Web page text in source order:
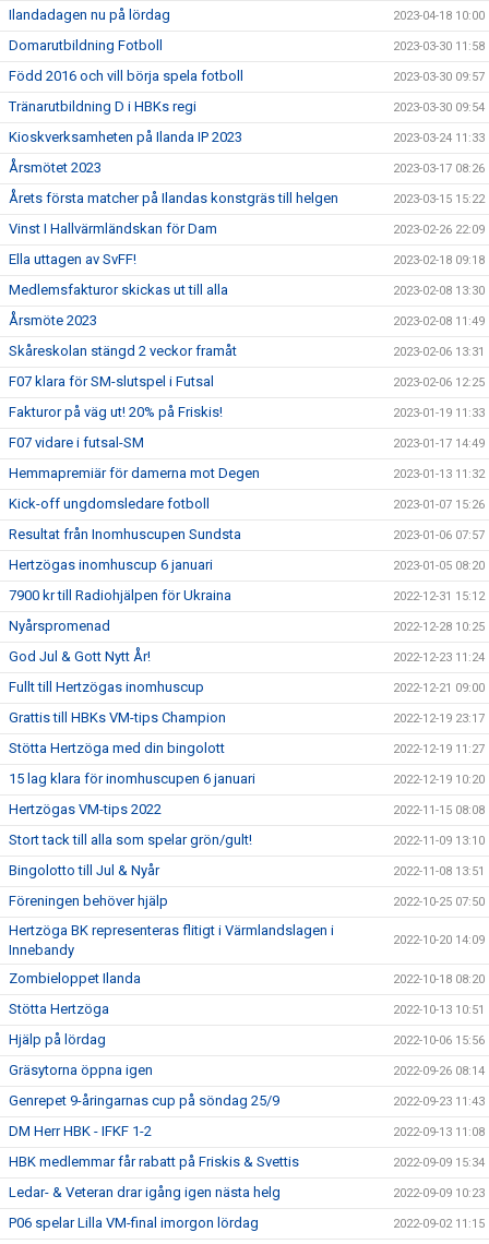
Ilandadagen nu på lördag 2023-04-18 10:00
Domarutbildning Fotboll 2023-03-30 11:58
Född 2016 och vill börja spela fotboll 2023-03-30 09:57
Tränarutbildning D i HBKs regi 2023-03-30 09:54
Kioskverksamheten på Ilanda IP 2023 2023-03-24 11:33
Årsmötet 2023 2023-03-17 08:26
Årets första matcher på Ilandas konstgräs till helgen 2023-03-15 15:22
Vinst I Hallvärmländskan för Dam 2023-02-26 22:09
Ella uttagen av SvFF! 2023-02-18 09:18
Medlemsfakturor skickas ut till alla 2023-02-08 13:30
Årsmöte 2023 2023-02-08 11:49
Skåreskolan stängd 2 veckor framåt 2023-02-06 13:31
F07 klara för SM-slutspel i Futsal 2023-02-06 12:25
Fakturor på väg ut! 20% på Friskis! 2023-01-19 11:33
F07 vidare i futsal-SM 2023-01-17 14:49
Hemmapremiär för damerna mot Degen 2023-01-13 11:32
Kick-off ungdomsledare fotboll 2023-01-07 15:26
Resultat från Inomhuscupen Sundsta 2023-01-06 07:57
Hertzögas inomhuscup 6 januari 2023-01-05 08:20
7900 kr till Radiohjälpen för Ukraina 2022-12-31 15:12
Nyårspromenad 2022-12-28 10:25
God Jul & Gott Nytt År! 2022-12-23 11:24
Fullt till Hertzögas inomhuscup 2022-12-21 09:00
Grattis till HBKs VM-tips Champion 2022-12-19 23:17
Stötta Hertzöga med din bingolott 2022-12-19 11:27
15 lag klara för inomhuscupen 6 januari 2022-12-19 10:20
Hertzögas VM-tips 2022 2022-11-15 08:08
Stort tack till alla som spelar grön/gult! 2022-11-09 13:10
Bingolotto till Jul & Nyår 2022-11-08 13:51
Föreningen behöver hjälp 2022-10-25 07:50
Hertzöga BK representeras flitigt i Värmlandslagen i
Innebandy
2022-10-20 14:09
Zombieloppet Ilanda 2022-10-18 08:20
Stötta Hertzöga 2022-10-13 10:51
Hjälp på lördag 2022-10-06 15:56
Gräsytorna öppna igen 2022-09-26 08:14
Genrepet 9-åringarnas cup på söndag 25/9 2022-09-23 11:43
DM Herr HBK - IFKF 1-2 2022-09-13 11:08
HBK medlemmar får rabatt på Friskis & Svettis 2022-09-09 15:34
Ledar- & Veteran drar igång igen nästa helg 2022-09-09 10:23
P06 spelar Lilla VM-final imorgon lördag 2022-09-02 11:15